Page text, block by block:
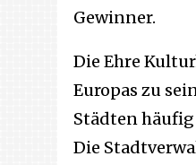
Gewinner.
Die Ehre
Europas zu
Städten
Die